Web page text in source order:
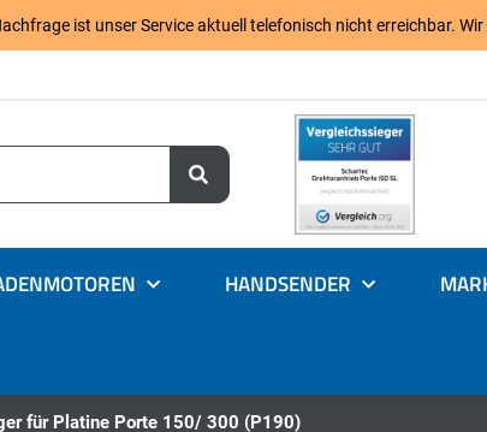
ist unser Service aktuell telefonisch nicht erreichbar.
HANDSENDER
für Platine Porte 150/ 300 (P190)